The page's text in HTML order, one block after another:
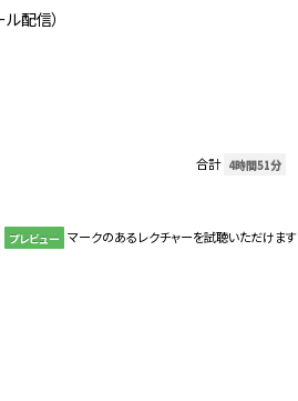
配信）
合計 4時間51分
プレビュー マークのあるレクチャーを試聴いただけます